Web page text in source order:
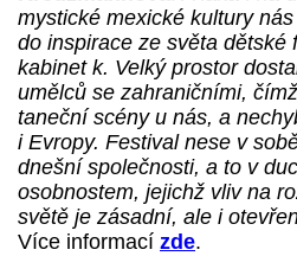
mystické mexické kultury
do inspirace ze světa
kabinet k. Velký prostor
umělců se zahraničními,
taneční scény u nás, a
i Evropy. Festival nese v
dnešní společnosti, a to v
osobnostem, jejichž vliv na
světě je zásadní, ale i
Více informací zde.